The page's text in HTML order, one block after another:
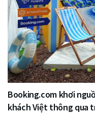
Booking.com khơi
khách Việt thông qua